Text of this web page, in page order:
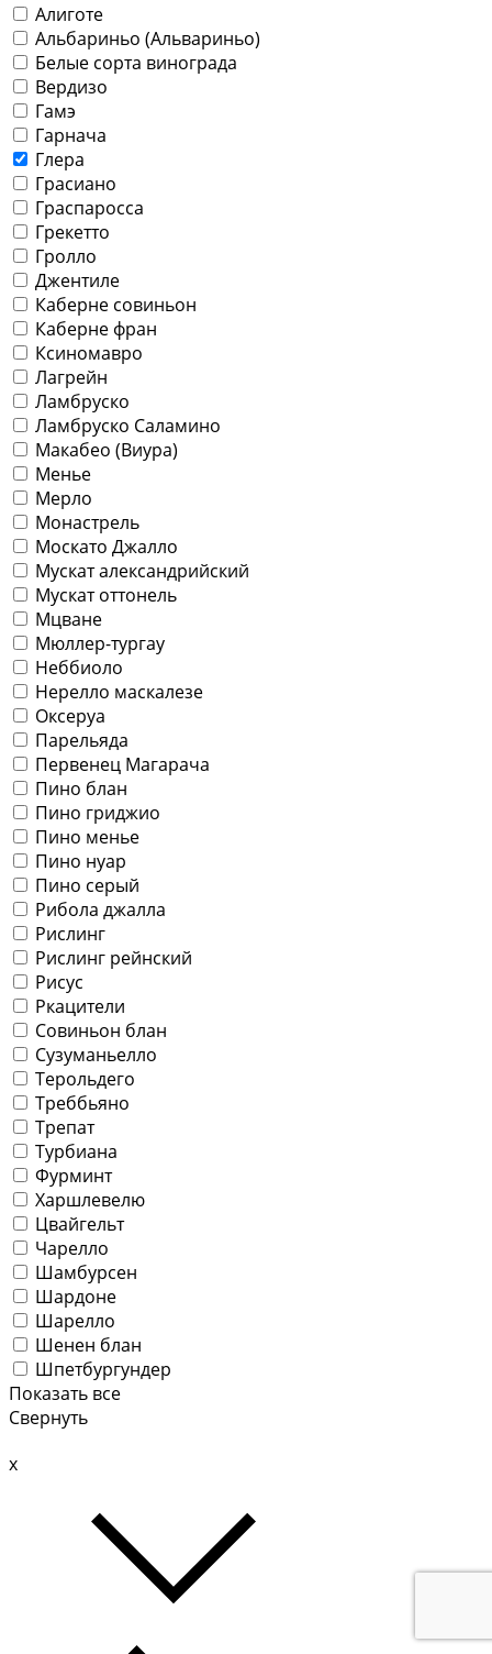
Алиготе
Альбариньо (Альвариньо)
Белые сорта винограда
Вердизо
Гамэ
Гарнача
Глера
Грасиано
Граспаросса
Грекетто
Гролло
Джентиле
Каберне совиньон
Каберне фран
Ксиномавро
Лагрейн
Ламбруско
Ламбруско Саламино
Макабео (Виура)
Менье
Мерло
Монастрель
Москато Джалло
Мускат александрийский
Мускат оттонель
Мцване
Мюллер-тургау
Неббиоло
Нерелло маскалезе
Оксеруа
Парельяда
Первенец Магарача
Пино блан
Пино гриджио
Пино менье
Пино нуар
Пино серый
Рибола джалла
Рислинг
Рислинг рейнский
Рисус
Ркацители
Совиньон блан
Сузуманьелло
Терольдего
Треббьяно
Трепат
Турбиана
Фурминт
Харшлевелю
Цвайгельт
Чарелло
Шамбурсен
Шардоне
Шарелло
Шенен блан
Шпетбургундер
Показать все
Свернуть
x